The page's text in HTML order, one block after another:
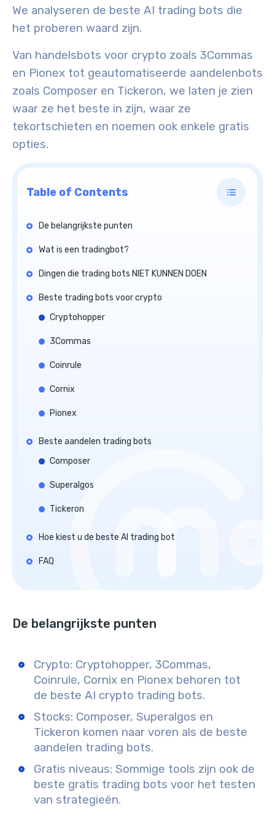
We analyseren de beste AI trading bots die
het proberen waard zijn.
Van handelsbots voor crypto zoals 3Commas
en Pionex tot geautomatiseerde aandelenbots
zoals Composer en Tickeron, we laten je zien
waar ze het beste in zijn, waar ze
tekortschieten en noemen ook enkele gratis
opties.
Table of Contents
De belangrijkste punten
Wat is een tradingbot?
Dingen die trading bots NIET KUNNEN DOEN
Beste trading bots voor crypto
Cryptohopper
3Commas
Coinrule
Cornix
Pionex
Beste aandelen trading bots
Composer
Superalgos
Tickeron
Hoe kiest u de beste AI trading bot
FAQ
De belangrijkste punten
Crypto: Cryptohopper, 3Commas,
Coinrule, Cornix en Pionex behoren tot
de beste AI crypto trading bots.
Stocks: Composer, Superalgos en
Tickeron komen naar voren als de beste
aandelen trading bots.
Gratis niveaus: Sommige tools zijn ook de
beste gratis trading bots voor het testen
van strategieën.